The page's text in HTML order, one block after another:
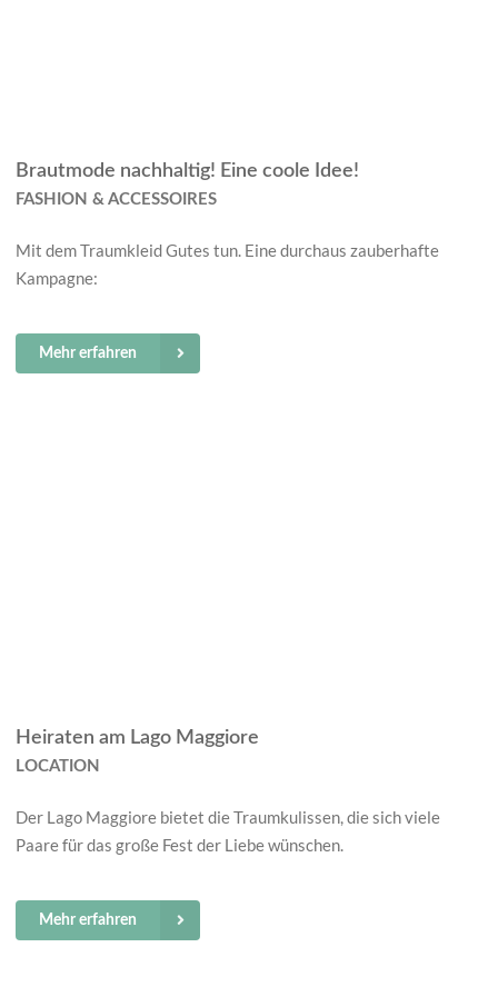
Brautmode nachhaltig! Eine coole Idee!
FASHION & ACCESSOIRES
Mit dem Traumkleid Gutes tun. Eine durchaus zauberhafte
Kampagne:
Mehr erfahren
Heiraten am Lago Maggiore
LOCATION
Der Lago Maggiore bietet die Traumkulissen, die sich viele
Paare für das große Fest der Liebe wünschen.
Mehr erfahren